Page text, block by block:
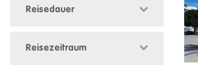
Reisedauer
Reisezeitraum